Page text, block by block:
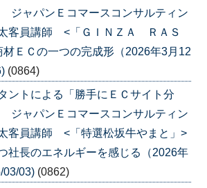
ジャパンＥコマースコンサルティン
客員講師 <「ＧＩＮＺＡ ＲＡＳ
ＥＣの一つの完成形（2026年3月12
(0864)
ントによる「勝手にＥＣサイト分
ジャパンＥコマースコンサルティン
客員講師 <「特選松坂牛やまと」>
社長のエネルギーを感じる（2026年
03/03) (0862)